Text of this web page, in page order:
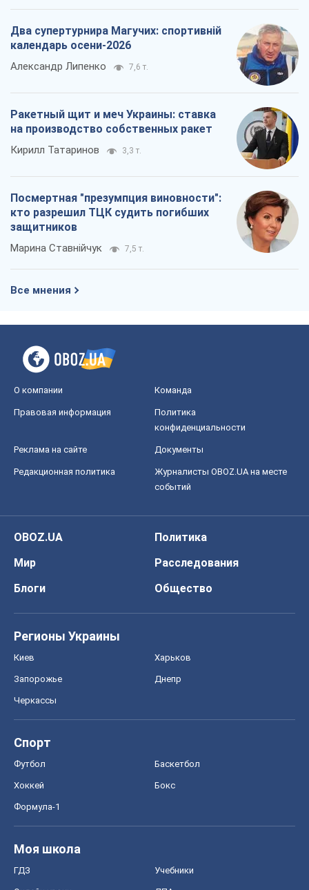
Два супертурнира Магучих: спортивній
календарь осени-2026
Александр Липенко 7,6 т.
Ракетный щит и меч Украины: ставка
на производство собственных ракет
Кирилл Татаринов 3,3 т.
Посмертная "презумпция виновности":
кто разрешил ТЦК судить погибших
защитников
Марина Ставнійчук 7,5 т.
Все мнения
О компании Команда
Правовая информация
Политика
конфиденциальности
Реклама на сайте Документы
Редакционная политика
Журналисты OBOZ.UA на месте
событий
OBOZ.UA
Политика
Мир
Расследования
Блоги
Общество
Регионы Украины
Киев Харьков
Запорожье Днепр
Черкассы
Спорт
Футбол Баскетбол
Хоккей Бокс
Формула-1
Моя школа
ГДЗ Учебники